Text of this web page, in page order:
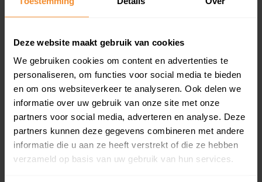
Deze website maakt gebruik van cookies
We gebruiken cookies om content en advertenties te
personaliseren, om functies voor social media te bieden
en om ons websiteverkeer te analyseren. Ook delen we
informatie over uw gebruik van onze site met onze
partners voor social media, adverteren en analyse. Deze
partners kunnen deze gegevens combineren met andere
informatie die u aan ze heeft verstrekt of die ze hebben
verzameld op basis van uw gebruik van hun services.
Bekijk product
Direct leverbaar
Kadastrale kaart pakket